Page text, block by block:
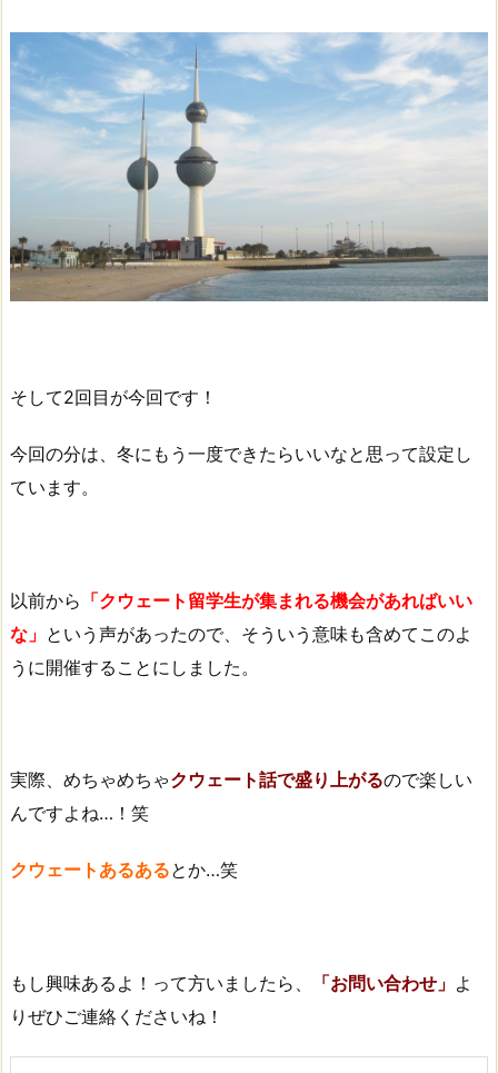
そして2回目が今回です！
今回の分は、冬にもう一度できたらいいなと思って設定し
ています。
以前から 「クウェート留学生が集まれる機会があればいい
な」 という声があったので、そういう意味も含めてこのよ
うに開催することにしました。
実際、めちゃめちゃクウェート話で盛り上がるので楽しい
んですよね…！笑
クウェートあるあるとか…笑
もし興味あるよ！って方いましたら、 「お問い合わせ」 よ
りぜひご連絡くださいね！